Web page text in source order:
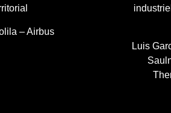
– Airbus
Luis